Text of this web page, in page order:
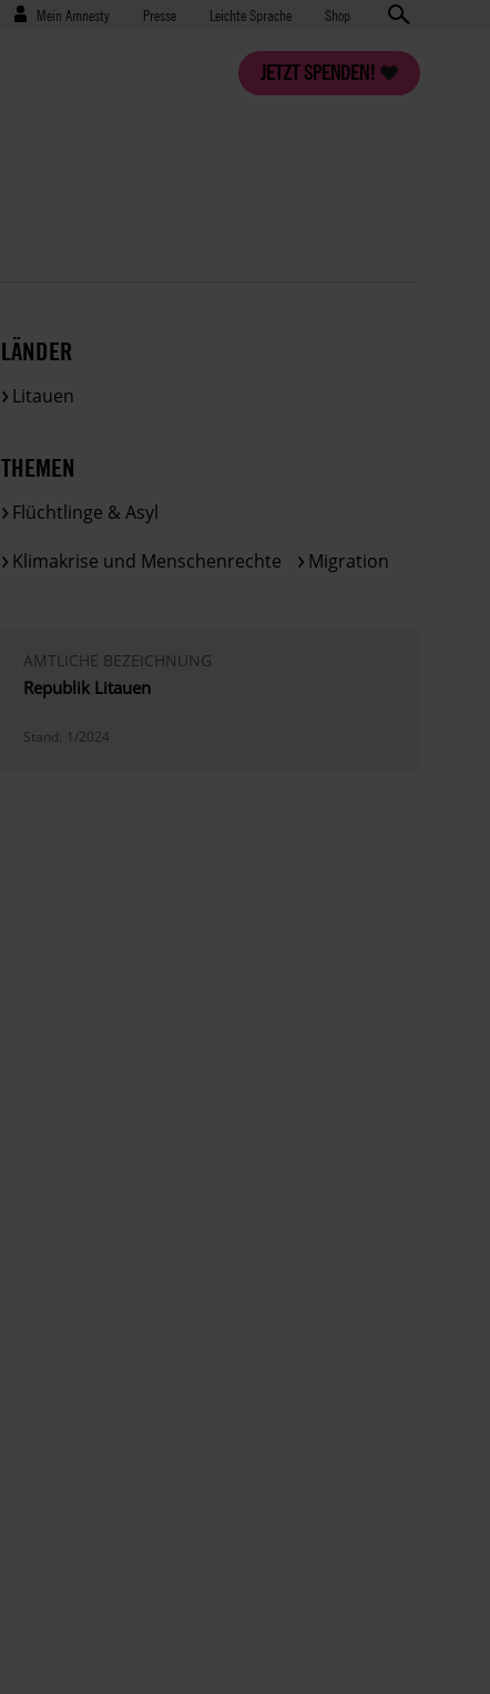
Benutzermenü
Mein Amnesty Presse
Presse Leichte Sprache Shop
JETZT SPENDEN!
LÄNDER
Litauen
THEMEN
Flüchtlinge & Asyl
Klimakrise und Menschenrechte
Migration
AMTLICHE BEZEICHNUNG
Republik Litauen
Stand: 1/2024